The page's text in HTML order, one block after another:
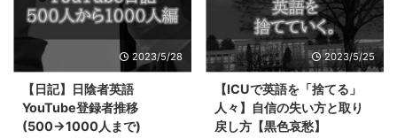
2023/5/28
【日記】日陰者英語
YouTube登録者推移
(500→1000人まで)
2023/5/25
【ICUで英語を「捨てる」
人々】自信の失い方と取り
戻し方【黒色哀愁】